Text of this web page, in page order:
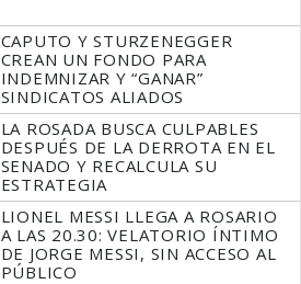
CAPUTO Y STURZENEGGER
CREAN UN FONDO PARA
INDEMNIZAR Y “GANAR”
SINDICATOS ALIADOS
LA ROSADA BUSCA CULPABLES
DESPUÉS DE LA DERROTA EN EL
SENADO Y RECALCULA SU
ESTRATEGIA
LIONEL MESSI LLEGA A ROSARIO
A LAS 20.30: VELATORIO ÍNTIMO
DE JORGE MESSI, SIN ACCESO AL
PÚBLICO